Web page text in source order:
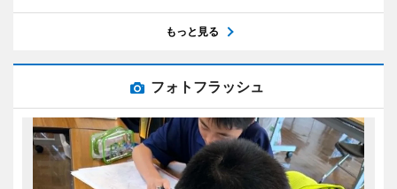
もっと見る
フォトフラッシュ